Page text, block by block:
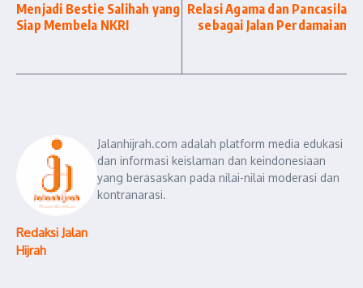
Menjadi Bestie Salihah yang
Siap Membela NKRI
Relasi Agama dan Pancasila
sebagai Jalan Perdamaian
Redaksi Jalan
Hijrah
Jalanhijrah.com adalah platform media edukasi
dan informasi keislaman dan keindonesiaan
yang berasaskan pada nilai-nilai moderasi dan
kontranarasi.